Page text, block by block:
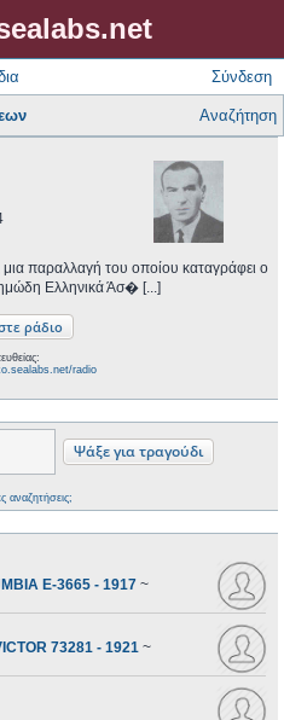
Σύνδεση
Αναζήτηση
παραλλαγή του οποίου καταγράφει ο
Ελληνικά Άσ� [...]
radio
αναζητήσεις;
E-3665 - 1917 ~
73281 - 1921 ~